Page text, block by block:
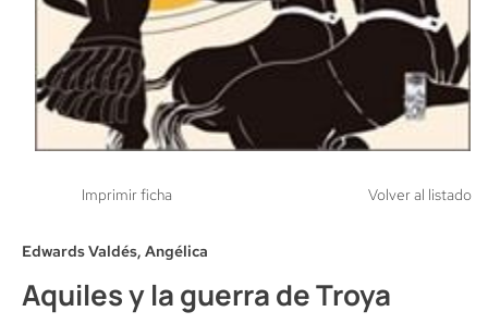
Imprimir ficha Volver al listado
Edwards Valdés, Angélica
Aquiles y la guerra de Troya